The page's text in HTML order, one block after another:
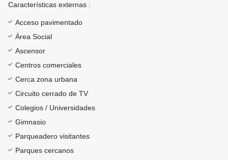
Características externas :
Acceso pavimentado
Área Social
Ascensor
Centros comerciales
Cerca zona urbana
Circuito cerrado de TV
Colegios / Universidades
Gimnasio
Parqueadero visitantes
Parques cercanos